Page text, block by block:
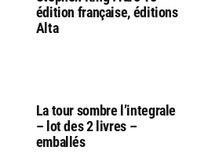
édition française, éditions
Alta
La tour sombre l’integrale
– lot des 2 livres –
emballés